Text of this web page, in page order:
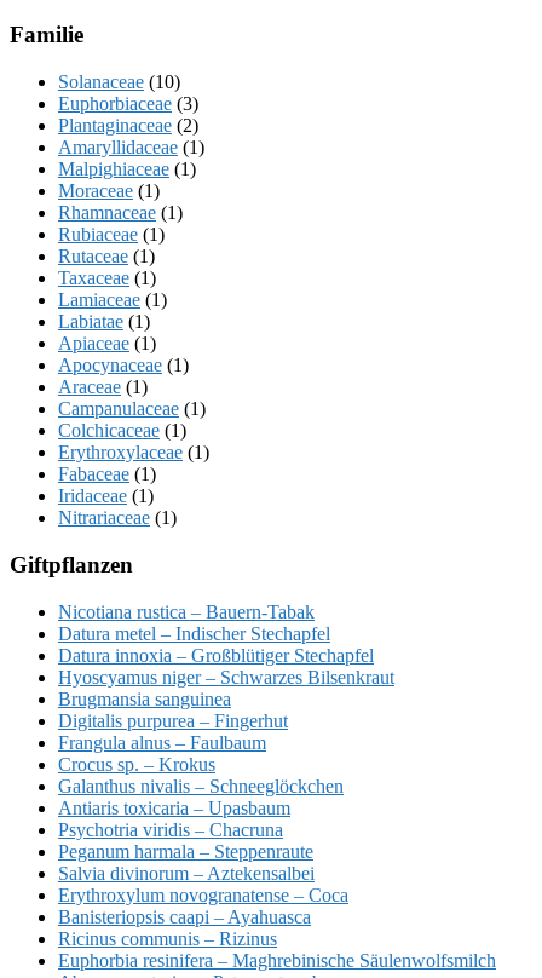
Familie
Solanaceae (10)
Euphorbiaceae (3)
Plantaginaceae (2)
Amaryllidaceae (1)
Malpighiaceae (1)
Moraceae (1)
Rhamnaceae (1)
Rubiaceae (1)
Rutaceae (1)
Taxaceae (1)
Lamiaceae (1)
Labiatae (1)
Apiaceae (1)
Apocynaceae (1)
Araceae (1)
Campanulaceae (1)
Colchicaceae (1)
Erythroxylaceae (1)
Fabaceae (1)
Iridaceae (1)
Nitrariaceae (1)
Giftpflanzen
Nicotiana rustica – Bauern-Tabak
Datura metel – Indischer Stechapfel
Datura innoxia – Großblütiger Stechapfel
Hyoscyamus niger – Schwarzes Bilsenkraut
Brugmansia sanguinea
Digitalis purpurea – Fingerhut
Frangula alnus – Faulbaum
Crocus sp. – Krokus
Galanthus nivalis – Schneeglöckchen
Antiaris toxicaria – Upasbaum
Psychotria viridis – Chacruna
Peganum harmala – Steppenraute
Salvia divinorum – Aztekensalbei
Erythroxylum novogranatense – Coca
Banisteriopsis caapi – Ayahuasca
Ricinus communis – Rizinus
Euphorbia resinifera – Maghrebinische Säulenwolfsmilch